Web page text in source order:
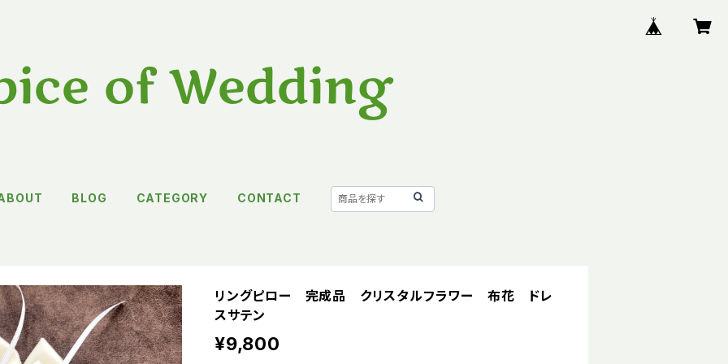
BLOG CATEGORY CONTACT
リングピロー 完成品 クリスタルフラワー 布花 ドレ
スサテン
¥9,800